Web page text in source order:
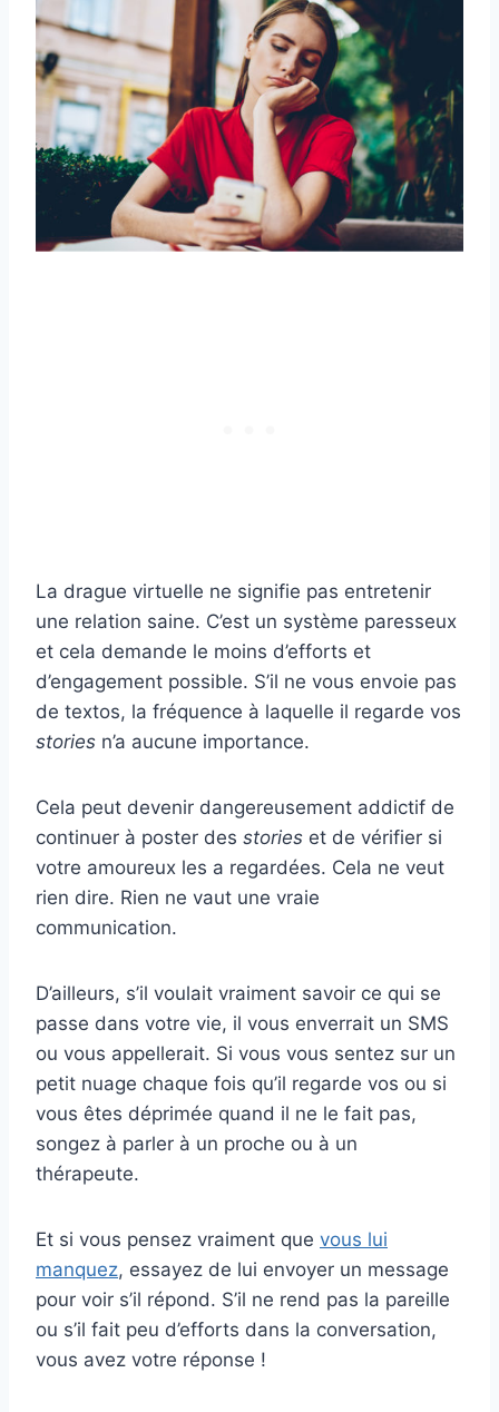
La drague virtuelle ne signifie pas entretenir
une relation saine. C’est un système paresseux
et cela demande le moins d’efforts et
d’engagement possible. S’il ne vous envoie pas
de textos, la fréquence à laquelle il regarde vos
stories n’a aucune importance.
Cela peut devenir dangereusement addictif de
continuer à poster des stories et de vérifier si
votre amoureux les a regardées. Cela ne veut
rien dire. Rien ne vaut une vraie
communication.
D’ailleurs, s’il voulait vraiment savoir ce qui se
passe dans votre vie, il vous enverrait un SMS
ou vous appellerait. Si vous vous sentez sur un
petit nuage chaque fois qu’il regarde vos ou si
vous êtes déprimée quand il ne le fait pas,
songez à parler à un proche ou à un
thérapeute.
Et si vous pensez vraiment que vous lui
manquez, essayez de lui envoyer un message
pour voir s’il répond. S’il ne rend pas la pareille
ou s’il fait peu d’efforts dans la conversation,
vous avez votre réponse !